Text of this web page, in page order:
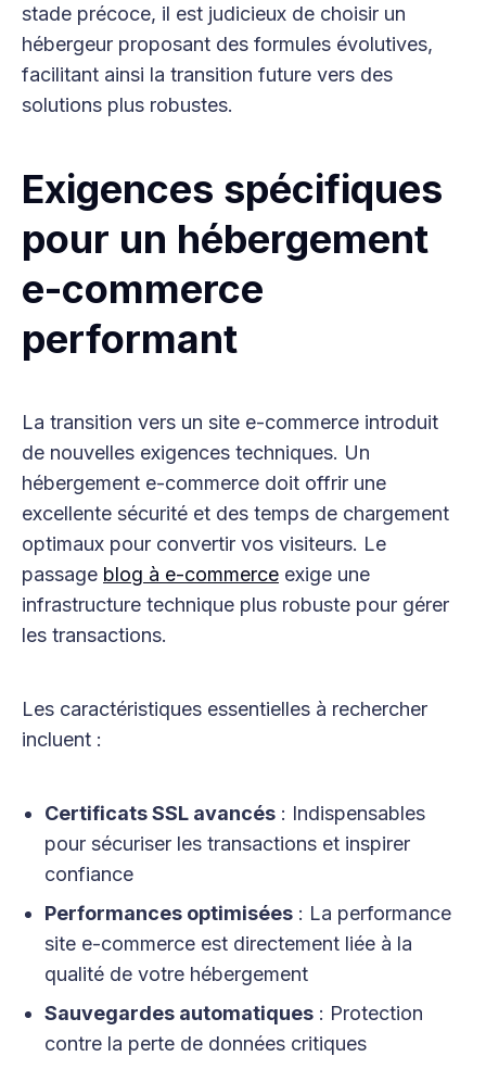
stade précoce, il est judicieux de choisir un
hébergeur proposant des formules évolutives,
facilitant ainsi la transition future vers des
solutions plus robustes.
Exigences spécifiques
pour un hébergement
e-commerce
performant
La transition vers un site e-commerce introduit
de nouvelles exigences techniques. Un
hébergement e-commerce doit offrir une
excellente sécurité et des temps de chargement
optimaux pour convertir vos visiteurs. Le
passage blog à e-commerce exige une
infrastructure technique plus robuste pour gérer
les transactions.
Les caractéristiques essentielles à rechercher
incluent :
Certificats SSL avancés: Indispensables
pour sécuriser les transactions et inspirer
confiance
Performances optimisées: La performance
site e-commerce est directement liée à la
qualité de votre hébergement
Sauvegardes automatiques: Protection
contre la perte de données critiques